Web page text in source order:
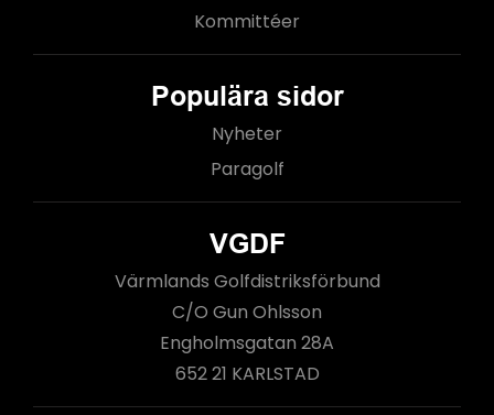
Kommittéer
Populära sidor
Nyheter
Paragolf
VGDF
Värmlands Golfdistriksförbund
C/O Gun Ohlsson
Engholmsgatan 28A
652 21 KARLSTAD